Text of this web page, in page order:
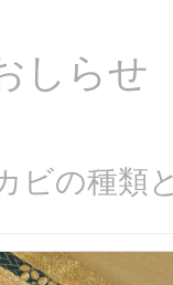
しらせ
ビの種類